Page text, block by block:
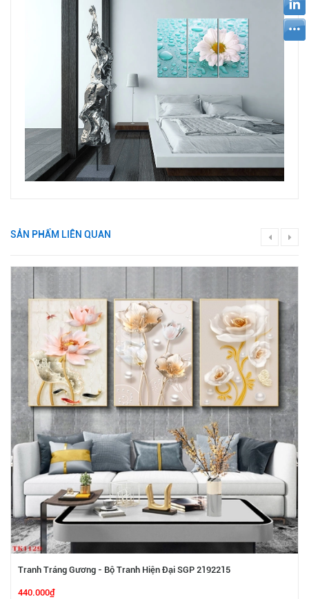
SẢN PHẨM LIÊN QUAN
Tranh Tráng Gương - Bộ Tranh Hiện Đại SGP 2192215
440.000₫